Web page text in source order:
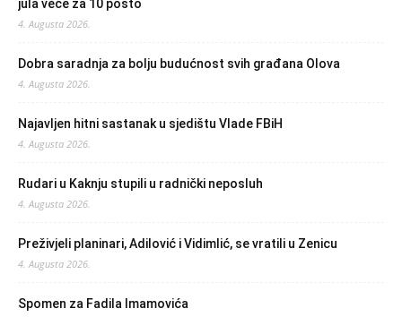
jula veće za 10 posto
4. Augusta 2026.
Dobra saradnja za bolju budućnost svih građana Olova
4. Augusta 2026.
Najavljen hitni sastanak u sjedištu Vlade FBiH
4. Augusta 2026.
Rudari u Kaknju stupili u radnički neposluh
4. Augusta 2026.
Preživjeli planinari, Adilović i Vidimlić, se vratili u Zenicu
4. Augusta 2026.
Spomen za Fadila Imamovića